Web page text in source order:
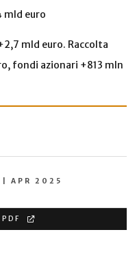
mld euro
mld euro. Raccolta
fondi azionari +813 mln
| APR 2025